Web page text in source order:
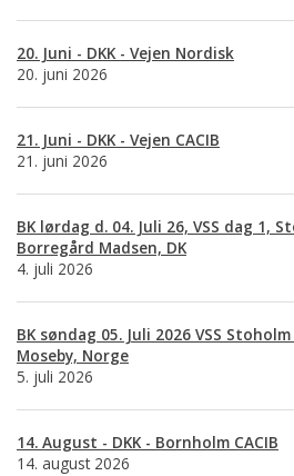
20. Juni - DKK - Vejen Nordisk
20. juni 2026
21. Juni - DKK - Vejen CACIB
21. juni 2026
BK lørdag d. 04. Juli 26, VSS dag 1,
Borregård Madsen, DK
4. juli 2026
BK søndag 05. Juli 2026 VSS
Moseby, Norge
5. juli 2026
14. August - DKK - Bornholm CACIB
14. august 2026